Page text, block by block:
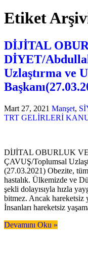
Etiket
DİJİTAL
DİYET/
Uzlaştırma ve
Mart 27, 2021 Manşet,
TRT GELİRLERİ
DİJİTAL OBURLUK
ÇAVUŞ/Toplumsal
(27.03.2021) Obezite,
hastalık. Ülkemizde ve
şekli dolayısıyla hızla
bitmez. Ancak hareketsiz
İnsanları hareketsiz
Devamını Oku »